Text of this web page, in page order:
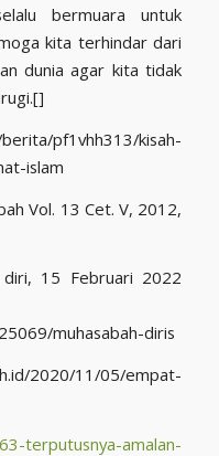
bermuara untuk
dunia agar kita tidak
pf1vhh313/kisah-
islam
Vol. 13 Cet. V, 2012,
diri, 15 Februari 2022
muhasabah-diris
2020/11/05/empat-
terputusnya-amalan-